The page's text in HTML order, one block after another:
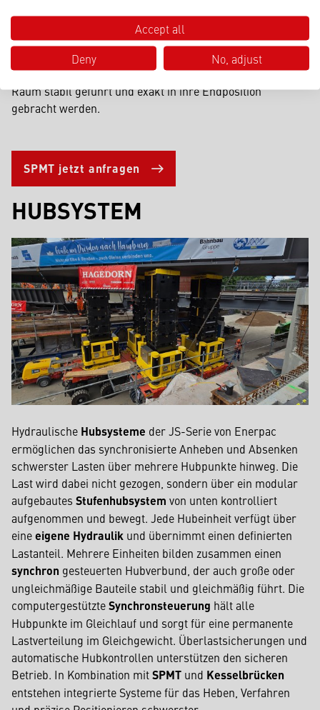
umsetzen. Die einzeln steuerbarenAchssysteme
ermöglichen eine fein abgestimmte Bewegungsführung
und gleichmäßige
. So können selbst große
und geometrisch anspruchsvolle Komponenten auf engem
Raum stabil geführt und exakt in ihre Endposition
gebracht werden.
SPMT jetzt anfragen
HUBSYSTEM
Hydraulische Hubsysteme der JS-Serie von Enerpac
ermöglichen das synchronisierte Anheben und Absenken
schwerster Lasten über mehrere Hubpunkte hinweg. Die
Last wird dabei nicht gezogen, sondern über ein modular
aufgebautes Stufenhubsystem von unten kontrolliert
aufgenommen und bewegt. Jede Hubeinheit verfügt über
eineeigene Hydraulik und übernimmt einen definierten
Lastanteil. Mehrere Einheiten bilden zusammen einen
synchron gesteuerten Hubverbund, der auch große oder
ungleichmäßige Bauteile stabil und gleichmäßig führt. Die
computergestützteSynchronsteuerung hält alle
Hubpunkte im Gleichlauf und sorgt für eine permanente
Lastverteilung im Gleichgewicht. Überlastsicherungen und
automatische Hubkontrollen unterstützen den sicheren
Betrieb. In Kombination mitSPMT und Kesselbrücken
entstehen integrierte Systeme für das Heben, Verfahren
Accept all
Deny
No, adjust